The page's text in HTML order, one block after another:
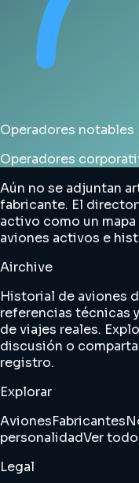
Operadores notables
Operadores
Aún no se adjuntan
fabricante. El
activo como un
aviones activos e
Airchive
Historial de aviones
referencias técnicas
de viajes reales.
discusión o
registro.
Explorar
AvionesFabricantes
personalidadVer todo
Legal